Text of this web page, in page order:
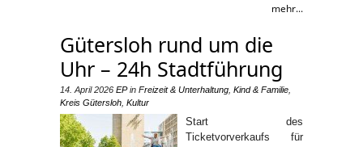
mehr...
Gütersloh rund um die
Uhr – 24h Stadtführung
14. April 2026 EPin Freizeit & Unterhaltung Kind & Familie
Kreis Gütersloh Kultur
Start des
Ticketvorverkaufs für